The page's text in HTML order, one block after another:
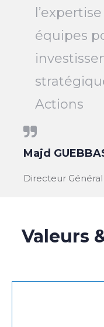
équipes
Actions
Majd
Directeur Général
Valeurs